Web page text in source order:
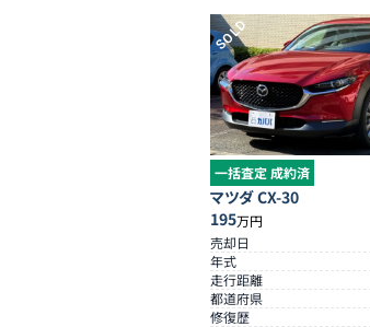
SOLD
一括査定 成約済
マツダ CX-30
195万円
売却日
年式
走行距離
都道府県
修復歴